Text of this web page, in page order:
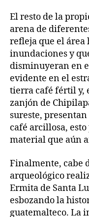
El resto de la
arena de
refleja que el área
inundaciones y
disminuyeran en
evidente en el
tierra café fértil y,
zanjón de
sureste,
café arcillosa,
material que aún
Finalmente, cabe
arqueológico
Ermita de Santa
esbozando la
guatemalteco. La